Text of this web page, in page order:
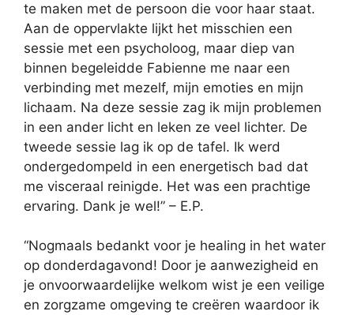
te maken met de persoon die voor haar staat.
Aan de oppervlakte lijkt het misschien een
sessie met een psycholoog, maar diep van
binnen begeleidde Fabienne me naar een
verbinding met mezelf, mijn emoties en mijn
lichaam. Na deze sessie zag ik mijn problemen
in een ander licht en leken ze veel lichter. De
tweede sessie lag ik op de tafel. Ik werd
ondergedompeld in een energetisch bad dat
me visceraal reinigde. Het was een prachtige
ervaring. Dank je wel!” – E.P.
“Nogmaals bedankt voor je healing in het water
op donderdagavond! Door je aanwezigheid en
je onvoorwaardelijke welkom wist je een veilige
en zorgzame omgeving te creëren waardoor ik